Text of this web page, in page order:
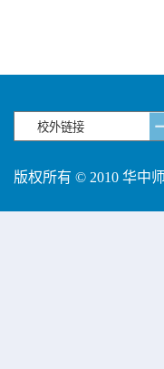
版权所有 © 2010 华中